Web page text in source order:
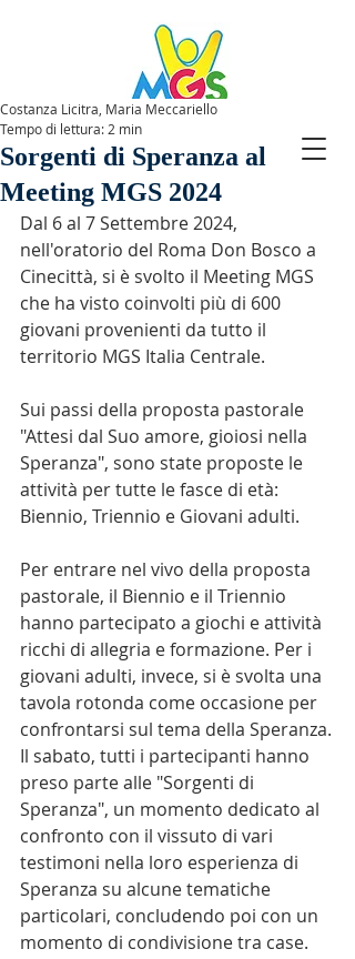
SPAZIOMGS
Sorgenti di Speranza al
Meeting MGS 2024
Costanza Licitra, Maria Meccariello
Tempo di lettura: 2 min
Dal 6 al 7 Settembre 2024,
nell'oratorio del Roma Don Bosco a
Cinecittà, si è svolto il Meeting MGS
che ha visto coinvolti più di 600
giovani provenienti da tutto il
territorio MGS Italia Centrale.
Sui passi della proposta pastorale
"Attesi dal Suo amore, gioiosi nella
Speranza", sono state proposte le
attività per tutte le fasce di età:
Biennio, Triennio e Giovani adulti.
Per entrare nel vivo della proposta
pastorale, il Biennio e il Triennio
hanno partecipato a giochi e attività
ricchi di allegria e formazione. Per i
giovani adulti, invece, si è svolta una
tavola rotonda come occasione per
confrontarsi sul tema della Speranza.
Il sabato, tutti i partecipanti hanno
preso parte alle "Sorgenti di
Speranza", un momento dedicato al
confronto con il vissuto di vari
testimoni nella loro esperienza di
Speranza su alcune tematiche
particolari, concludendo poi con un
momento di condivisione tra case.